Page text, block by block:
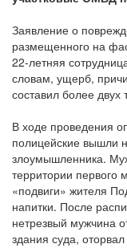
Заявление о
размещенного на
22-летняя
словам, ущерб,
составил более двух
В ходе проведения
полицейские вышли
злоумышленника.
территории первого
«подвиги» жителя
напитки. После
нетрезвый мужчина
здания суда,